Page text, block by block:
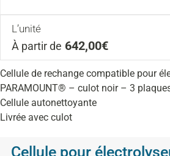
L’unité
À partir de 642,00€
Cellule de rechange compatible pour
PARAMOUNT® – culot noir – 3
Cellule autonettoyante
Livrée avec culot
Cellule pour